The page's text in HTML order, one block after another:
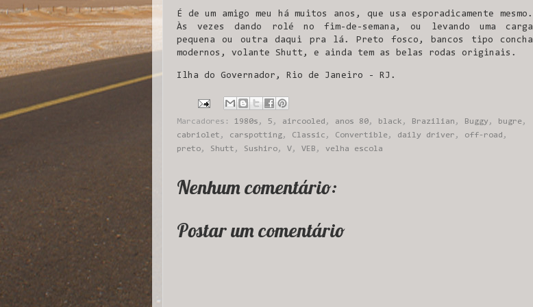
É de um amigo meu há muitos anos, que usa esporadicamente mesmo.
Às vezes dando rolé no fim-de-semana, ou levando uma carga
pequena ou outra daqui pra lá. Preto fosco, bancos tipo concha
modernos, volante Shutt, e ainda tem as belas rodas originais.
Ilha do Governador, Rio de Janeiro - RJ.
Marcadores: 1980s , 5 , aircooled , anos 80, black , Brazilian , Buggy , bugre,
cabriolet , carspotting, Classic , Convertible, daily driver , off-road ,
preto, Shutt , Sushiro, V, VEB , velha escola
Nenhum comentário:
Postar um comentário